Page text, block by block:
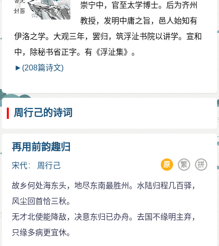
崇宁中，官至太学博士。后为齐州
教授，发明中庸之旨，邑人始知有
伊洛之学。大观三年，罢归，筑浮沚书院以讲学。宣和
中，除秘书省正字。有《浮沚集》。
►(208篇诗文)
周行己的诗词
再用前韵趣归
宋代： 周行己 拼
繁
原
故乡何处海东头，地尽东南最胜州。水陆归程几百驿，
风尘回首恰三秋。
无才北使能降敌，决意东归已办舟。去国不缘明主弃，
只缘多病更宜休。